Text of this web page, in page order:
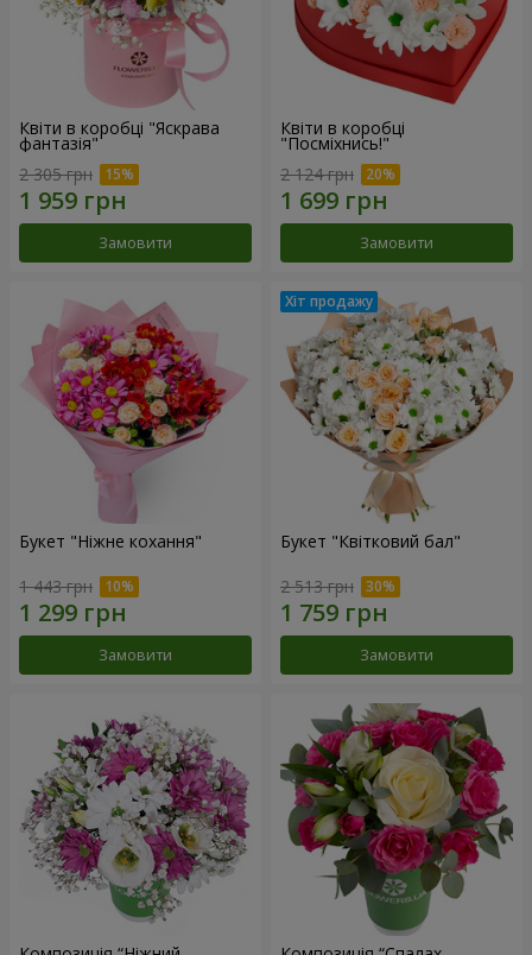
Квіти в коробці "Яскрава
фантазія"
2 305 грн
Замовити
Квіти в коробці
"Посміхнись!"
2 124 грн
Замовити
Букет "Ніжне кохання"
1 443 грн
Замовити
Букет "Квітковий бал"
2 513 грн
Замовити